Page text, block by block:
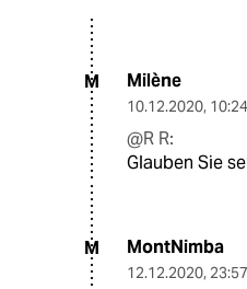
M Milène
10.12.2020,
@R R:
Glauben Sie
M MontNimba
12.12.2020,